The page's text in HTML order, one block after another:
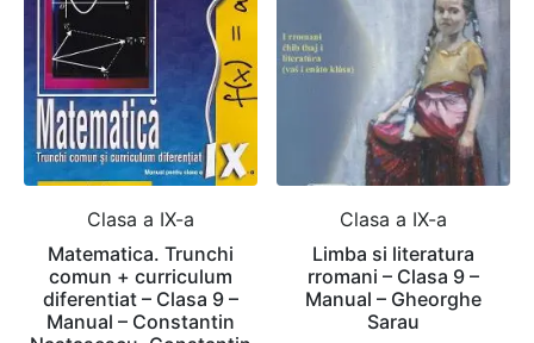
Clasa a IX-a
Matematica. Trunchi
comun + curriculum
diferentiat – Clasa 9 –
Manual – Constantin
Clasa a IX-a
Limba si literatura
rromani – Clasa 9 –
Manual – Gheorghe
Sarau